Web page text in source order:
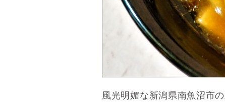
風光明媚な新潟県南魚沼市